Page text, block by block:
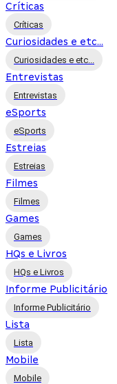
Críticas
Críticas
Curiosidades e etc...
Curiosidades e etc...
Entrevistas
Entrevistas
eSports
eSports
Estreias
Estreias
Filmes
Filmes
Games
Games
HQs e Livros
HQs e Livros
Informe Publicitário
Informe Publicitário
Lista
Lista
Mobile
Mobile